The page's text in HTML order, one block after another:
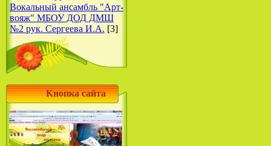
Вокальный ансамбль "Арт-
вояж" МБОУ ДОД ДМШ
№2 рук. Сергеева И.А. [3]
Кнопка сайта